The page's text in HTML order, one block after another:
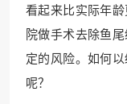
看起来比实际年
院做手术去除鱼
定的风险。如何
呢？